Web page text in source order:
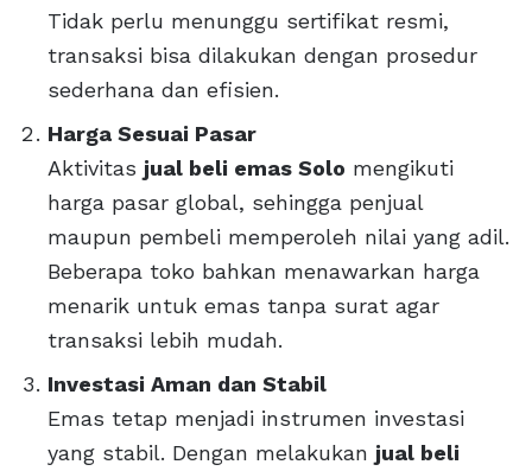
Tidak perlu menunggu sertifikat resmi,
transaksi bisa dilakukan dengan prosedur
sederhana dan efisien.
Harga Sesuai Pasar
Aktivitas jual beli emas Solo mengikuti
harga pasar global, sehingga penjual
maupun pembeli memperoleh nilai yang adil.
Beberapa toko bahkan menawarkan harga
menarik untuk emas tanpa surat agar
transaksi lebih mudah.
Investasi Aman dan Stabil
Emas tetap menjadi instrumen investasi
yang stabil. Dengan melakukan jual beli